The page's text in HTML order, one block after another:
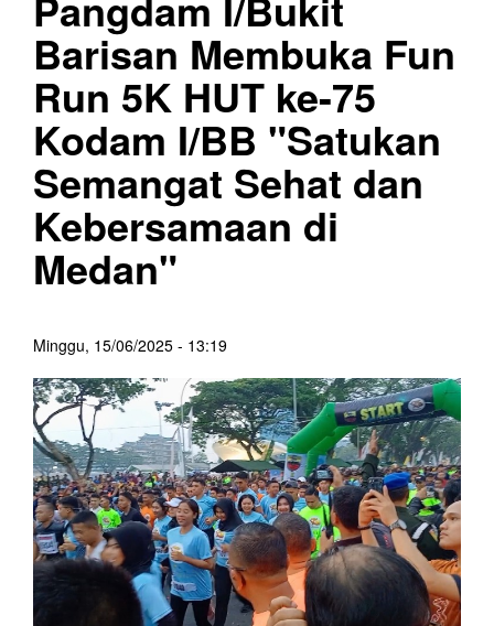
Barisan Membuka Fun
Run 5K HUT ke-75
Kodam I/BB "Satukan
Semangat Sehat dan
Kebersamaan di
Medan"
Minggu, 15/06/2025 - 13:19